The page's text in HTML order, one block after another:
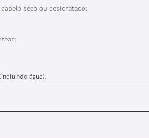
seco ou desidratado;
água).